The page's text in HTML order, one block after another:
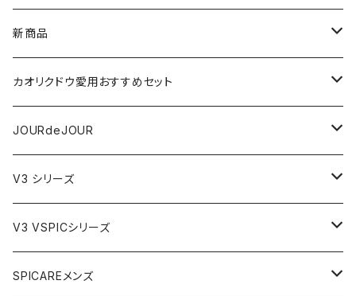
新商品
VSPIC R
テラヘルツかっさデュアルカーブ
ビューティフェイススティック・リン
VSPIC C グロウミスト
VSPICサンセラム
カオリクドウ愛用おすすめセット
JOURdeJOURセット
JOURdeJOUR＆テラヘルツかっさセット
JOURdeJOUR＆美顔器セット
紫外線対策セット
JOURdeJOUR
メディテーションゲル32
VEGANクレンジング
JOURdeJOURセット
V3 シリーズ
ルカドクリーム
V3エキサイティングファンデーション
V3 VSPICシリーズ
Cサンセラム
SPICAREメンズ